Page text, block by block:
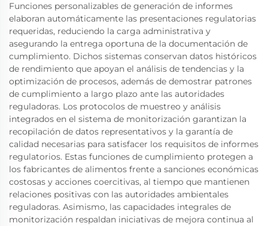
Funciones personalizables de generación de informes
elaboran automáticamente las presentaciones regulatorias
requeridas, reduciendo la carga administrativa y
asegurando la entrega oportuna de la documentación de
cumplimiento. Dichos sistemas conservan datos históricos
de rendimiento que apoyan el análisis de tendencias y la
optimización de procesos, además de demostrar patrones
de cumplimiento a largo plazo ante las autoridades
reguladoras. Los protocolos de muestreo y análisis
integrados en el sistema de monitorización garantizan la
recopilación de datos representativos y la garantía de
calidad necesarias para satisfacer los requisitos de informes
regulatorios. Estas funciones de cumplimiento protegen a
los fabricantes de alimentos frente a sanciones económicas
costosas y acciones coercitivas, al tiempo que mantienen
relaciones positivas con las autoridades ambientales
reguladoras. Asimismo, las capacidades integrales de
monitorización respaldan iniciativas de mejora continua al